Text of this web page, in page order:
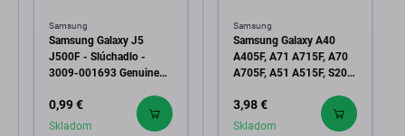
Samsung
Samsung Galaxy J5
J500F - Slúchadlo -
3009-001693 Genuine
0,99 €
Skladom
Samsung
Samsung Galaxy A40
A405F, A71 A715F, A70
A705F, A51 A515F, S20
Základnej Dosky - 3710-
004285 Genuine Service
3,98 €
Skladom